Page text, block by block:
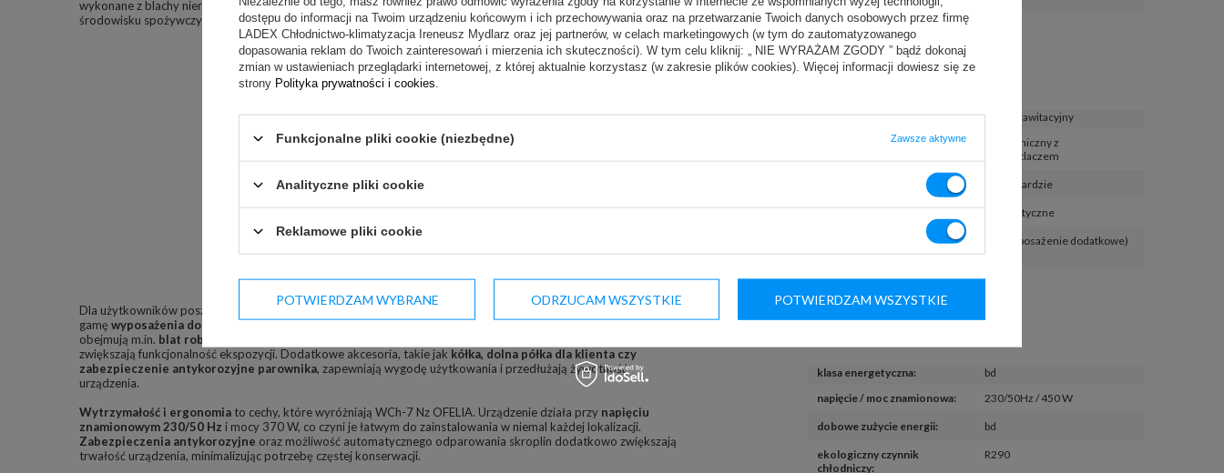
wykonane z blachy nierdzewnej gwarantują niezawodność i łatwość utrzymania w czystości, co jest kluczowe w
środowisku spożywczym.
Dla użytkowników poszukujących indywidualnych rozwiązań,
gamę wyposażenia dodatkowego, które pozwala dostosować urządzenie do specyficznych potrzeb. Opcje te
obejmują m.in. blat roboczy z granitu
zwiększają funkcjonalność ekspozycji. Dodatkowe akcesoria, takie jak kółka, dolna półka dla klienta czy
zabezpieczenie antykorozyjne parownika, zapewniają wygodę użytkowania i przedłużają żywotność
urządzenia.
Wytrzymałość i ergonomia to cechy, które wyróżniają WCh-7 Nz OFELIA. Urządzenie działa przy napięciu
znamionowym 230/50 Hz i mocy 370 W, co czyni je łatwym do zainstalowania w niemal każdej lokalizacji.
Zabezpieczenia antykorozyjne oraz możliwość automatycznego odparowania skroplin dodatkowo zwiększają
trwałość urządzenia, minimalizując potrzebę częstej konserwacji.
Funkcje
obieg grawitacyjny
regulator temperatury:
elektroniczny z
wyświetlaczem
w standardzie
automatyczne
automatyczne odparowanie
tak (wyposażenie dodatkowe)
Energia
klasa energetyczna:
bd
napięcie / moc znamionowa: 230/50Hz / 450 W
dobowe zużycie energii: bd
ekologiczny czynnik
chłodniczy:
R290
dostępu do informacji na Twoim urządzeniu końcowym i ich przechowywania oraz na przetwarzanie Twoich danych osobowych przez firmę
LADEX Chłodnictwo-klimatyzacja Ireneusz Mydlarz oraz jej partnerów, w celach marketingowych (w tym do zautomatyzowanego
dopasowania reklam do Twoich zainteresowań i mierzenia ich skuteczności). W tym celu kliknij: „ NIE WYRAŻAM ZGODY ” bądź dokonaj
zmian w ustawieniach przeglądarki internetowej, z której aktualnie korzystasz (w zakresie plików cookies). Więcej informacji dowiesz się ze
strony Polityka prywatności i cookies
Funkcjonalne pliki cookie (niezbędne) Zawsze aktywne
Analityczne pliki cookie
Reklamowe pliki cookie
POTWIERDZAM WYBRANE ODRZUCAM WSZYSTKIE POTWIERDZAM WSZYSTKIE